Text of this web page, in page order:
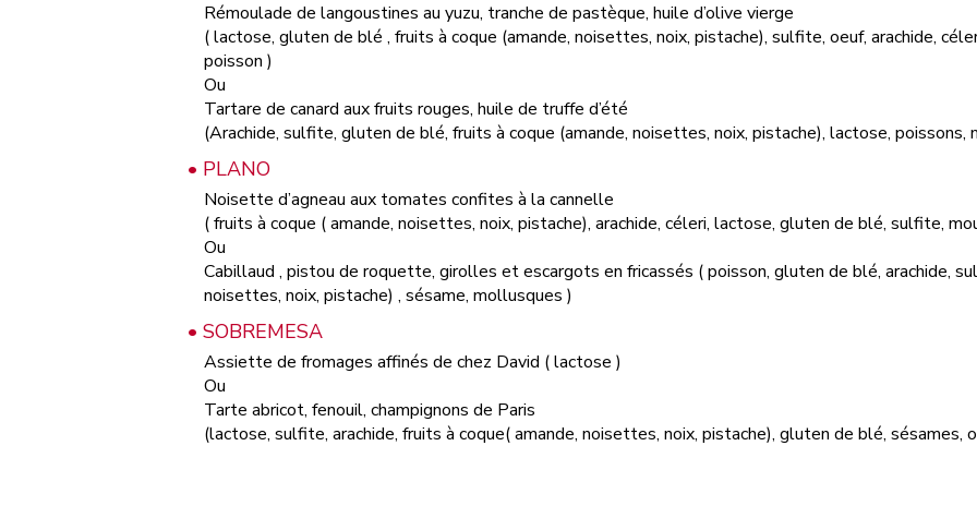
Rémoulade de langoustines au yuzu, tranche de pastèque, huile d’olive vierge
( lactose, gluten de blé , fruits à coque (amande, noisettes, noix, pistache), sulfite, oeuf, arachide,
poisson )
Ou
Tartare de canard aux fruits rouges, huile de truffe d’été
(Arachide, sulfite, gluten de blé, fruits à coque (amande, noisettes, noix, pistache), lactose, poissons,
• PLANO
Noisette d’agneau aux tomates confites à la cannelle
( fruits à coque ( amande, noisettes, noix, pistache), arachide, céleri, lactose, gluten de blé, sulfite,
Ou
Cabillaud , pistou de roquette, girolles et escargots en fricassés ( poisson, gluten de blé, arachide,
noisettes, noix, pistache) , sésame, mollusques )
• SOBREMESA
Assiette de fromages affinés de chez David ( lactose )
Ou
Tarte abricot, fenouil, champignons de Paris
(lactose, sulfite, arachide, fruits à coque( amande, noisettes, noix, pistache), gluten de blé, sésames,